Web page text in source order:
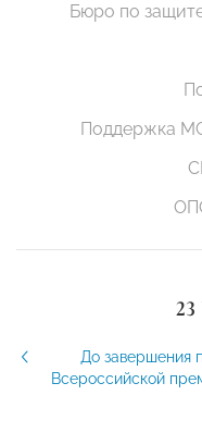
Бюро по
Поддержка
До завершения
Всероссийской